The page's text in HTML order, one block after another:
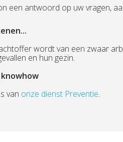
een antwoord op uw vragen,
wordt van een zwaar
en hun gezin.
van onze dienst Preventie.